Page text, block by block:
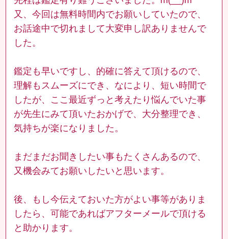
又、今回は無料時間内でお願いしていたので、
お話途中で切れまして大変申し訳ありませんで
した。
鑑定も早いですし、的確に答えて頂けるので、
理解もスムーズにでき、なにより、短い時間で
したが、ここ最近ずっと考えたり悩んでいた事
が先生にみて頂いたおかげで、大分整理でき、
気持ちが楽になりました。
まだまだお聞きしたい事もたくさんあるので、
又機会みてお願いしたいと思います。
後、もし今伝えておいた方がよい事等がありま
したら、可能であればアフターメールで頂ける
と助かります。